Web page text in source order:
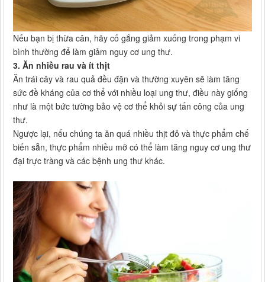
Nếu bạn bị thừa cân, hãy cố gắng giảm xuống trong phạm vi
bình thường để làm giảm nguy cơ ung thư.
3. Ăn nhiều rau và ít thịt
Ăn trái cây và rau quả đều đặn và thường xuyên sẽ làm tăng
sức đề kháng của cơ thể với nhiều loại ung thư, điều này giống
như là một bức tường bảo vệ cơ thể khỏi sự tấn công của ung
thư.
Ngược lại, nếu chúng ta ăn quá nhiều thịt đỏ và thực phẩm chế
biến sẵn, thực phẩm nhiều mỡ có thể làm tăng nguy cơ ung thư
đại trực tràng và các bệnh ung thư khác.